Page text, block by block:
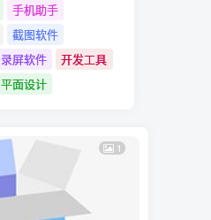
手机助手
截图软件
录屏软件
开发工具
平面设计
1